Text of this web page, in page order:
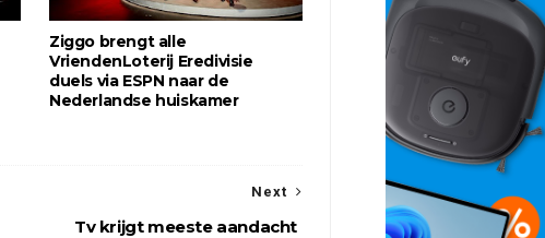
Ziggo brengt alle
VriendenLoterij Eredivisie
duels via ESPN naar de
Nederlandse huiskamer
Next
Tv krijgt meeste aandacht